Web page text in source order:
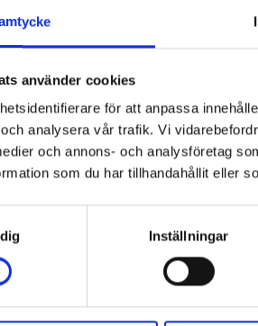
använder cookies
för att anpassa
analysera vår trafik. Vi
och annons- och analysföretag
som du har tillhandahållit eller
Inställningar
och sysselsätter ca 600
< 1 2 3 4 5 >